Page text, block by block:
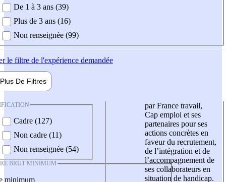
De 1 à 3 ans (39)
Plus de 3 ans (16)
Non renseignée (99)
le filtre de l'expérience demandée
Plus De Filtres
Cadre (127)
Non cadre (11)
Non renseignée (54)
BRUT MINIMUM
minimum
par France travail,
Cap emploi et ses
partenaires pour ses
actions concrètes en
faveur du recrutement,
de l’intégration et de
l’accompagnement de
ses collaborateurs en
situation de handicap.